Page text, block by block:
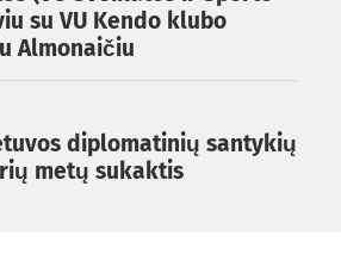
su VU Kendo klubo
Almonaičiu
diplomatinių santykių
metų sukaktis